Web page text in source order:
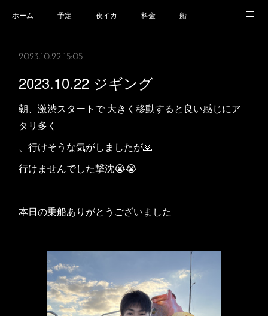
ホーム 予定 夜イカ 料金 船
2023.10.22 15:05
2023.10.22 ジギング
朝、激渋スタートで 大きく移動すると良い感じにア
タリ多く
、行けそうな気がしましたが🙏
行けませんでした撃沈😭😭
本日の乗船ありがとうございました